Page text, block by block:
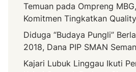
Temuan pada Ompreng
Komitmen Tingkatkan
Diduga “Budaya Pungli”
2018, Dana PIP SMAN
Kajari Lubuk Linggau Ikuti